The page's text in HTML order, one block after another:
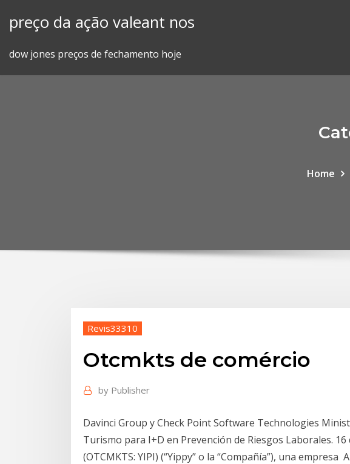
preço da ação valeant nos
dow jones preços de fechamento hoje
Home
Revis33310
Otcmkts de comércio
by Publisher
Davinci Group y Check Point Software Technologies
Turismo para I+D en Prevención de Riesgos Laborales. 16
(OTCMKTS: YIPI) (“Yippy” o la “Compañía”), una empresa